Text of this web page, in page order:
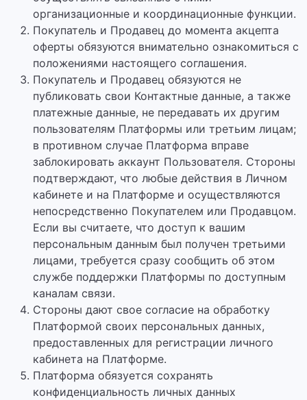
организационные и координационные функции.
Покупатель и Продавец до момента акцепта
оферты обязуются внимательно ознакомиться с
положениями настоящего соглашения.
Покупатель и Продавец обязуются не
публиковать свои Контактные данные, а также
платежные данные, не передавать их другим
пользователям Платформы или третьим лицам;
в противном случае Платформа вправе
заблокировать аккаунт Пользователя. Стороны
подтверждают, что любые действия в Личном
кабинете и на Платформе и осуществляются
непосредственно Покупателем или Продавцом.
Если вы считаете, что доступ к вашим
персональным данным был получен третьими
лицами, требуется сразу сообщить об этом
службе поддержки Платформы по доступным
каналам связи.
Стороны дают свое согласие на обработку
Платформой своих персональных данных,
предоставленных для регистрации личного
кабинета на Платформе.
Платформа обязуется сохранять
конфиденциальность личных данных